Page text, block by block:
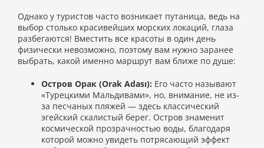
Однако у туристов часто возникает путаница, ведь на
выбор столько красивейших морских локаций, глаза
разбегаются! Вместить все красоты в один день
физически невозможно, поэтому вам нужно заранее
выбрать, какой именно маршрут вам ближе по душе:
Остров Орак (Orak Adası): Его часто называют
«Турецкими Мальдивами», но, внимание, не из-
за песчаных пляжей — здесь классический
эгейский скалистый берег. Остров знаменит
космической прозрачностью воды, благодаря
которой можно увидеть потрясающий эффект